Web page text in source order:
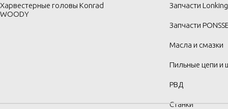
Харвестерные головы Konrad
WOODY
Запчасти Lonking
Запчасти
Масла и смазки
Пильные цепи и
РВД
Станки